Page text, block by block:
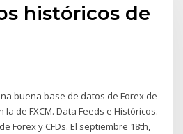
históricos de
buena base de datos de Forex de
de FXCM. Data Feeds e Históricos.
Forex y CFDs. El septiembre 18th,